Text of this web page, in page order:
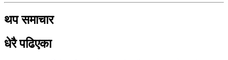
थप समाचार
धेरै पढिएका